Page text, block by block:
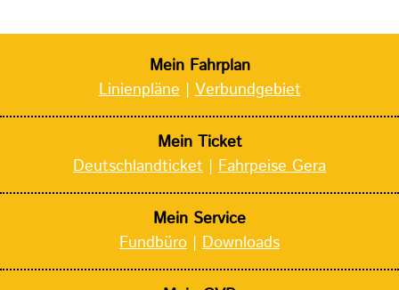
Mein Fahrplan
Linienpläne|Verbundgebiet
Mein Ticket
Deutschlandticket | Fahrpeise Gera
Mein Service
Fundbüro | Downloads